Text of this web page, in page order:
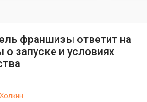
франшизы ответит на
о запуске и условиях